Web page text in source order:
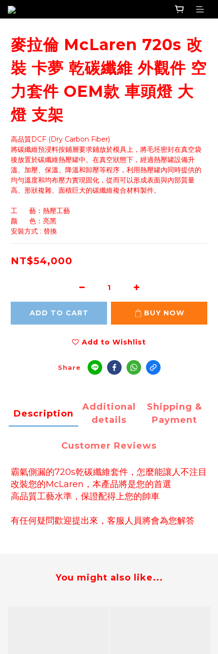
麥拉倫 McLaren 720s 改
裝 卡夢 乾碳纖維 外觀件 空
力套件 OEM款 車頭燈 大
燈 支架
高品質DCF (Dry Carbon Fiber)
將碳纖維預浸料按鋪層要求鋪放於模具上，將毛坯密封在真空袋
後放置於碳纖維熱壓罐中。在真空狀態下，經過熱壓罐設備升
溫、加壓、保溫、降溫和卸壓等程序，利用熱壓罐內同時提供的
均勻溫度和均布壓力實現固化，從而可以形成表面與內部質量
高、形狀複雜、面積巨大的碳纖維複合材料製件。
工      藝：熱壓工藝
颜      色：亮黑
安裝方式 : 替換
NT$54,000
ADD TO CART BUY NOW
Add to Wishlist
Share
Description
Additional
details
Shipping &
Payment
Customer Reviews
霸氣側漏的720s乾碳纖維套件，怎麼能讓人不注目
改裝您的McLaren，本產品將是您的首選
高品質工藝水準，保證配得上您的帥車
有任何疑問歡迎提出來，客服人員將會為您解答
You might also like...